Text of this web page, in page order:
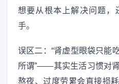
想要从根本上解决问题，
手。
误区二：“肾虚型眼袋只能
所谓”——其实生活习惯对
熬夜、过度劳累会直接损